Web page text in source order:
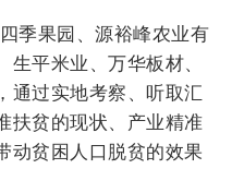
季果园、源裕峰农业有
平米业、万华板材、
通过实地考察、听取汇
扶贫的现状、产业精准
动贫困人口脱贫的效果